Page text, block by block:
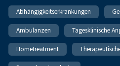
Abhängigkeitserkrankungen
Ambulanzen Tagesklinische
Hometreatment